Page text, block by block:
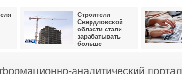
Строители
Свердловской
области стали
зарабатывать
больше
аналитический портал